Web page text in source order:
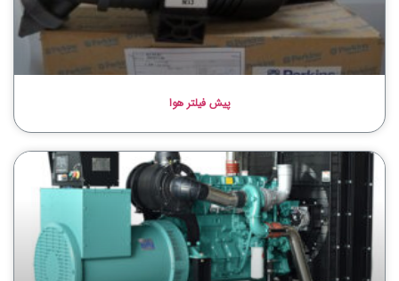
پیش فیلتر هوا